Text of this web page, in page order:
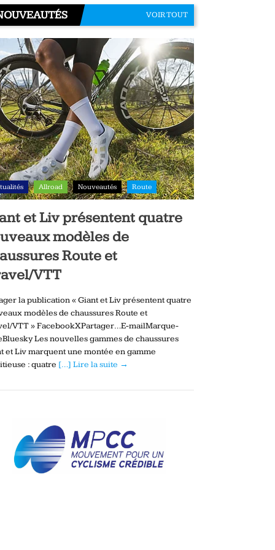
VOIR TOUT
Allroad Nouveautés Route
et Liv présentent quatre
modèles de
Route et
VTT
la publication « Giant et Liv présentent quatre
modèles de chaussures Route et
VTT » FacebookXPartager…E-mailMarque-
Les nouvelles gammes de chaussures
et Liv marquent une montée en gamme
: quatre […] Lire la suite →